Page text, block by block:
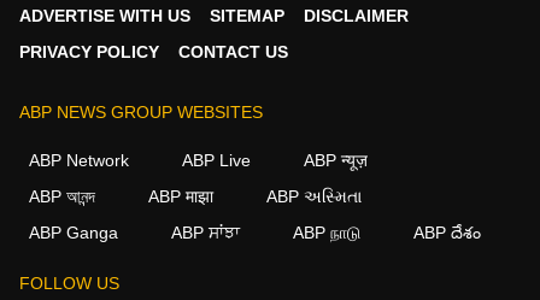
ADVERTISE WITH US
SITEMAP
DISCLAIMER
PRIVACY POLICY
CONTACT US
ABP NEWS GROUP WEBSITES
ABP Network ABP Live
ABP न्यूज़
ABP আনন্দ
ABP माझा
ABP અસ્મિતા
ABP Ganga
ABP ਸਾਂਝਾ ABP நாடு ABP దేశం
FOLLOW US